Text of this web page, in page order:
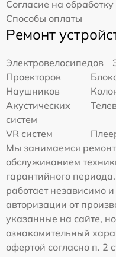
Согласие на
Способы оплаты
Ремонт
Электровелосипедов
Проекторов
Наушников
Акустических
систем
VR систем
Мы занимаемся
обслуживанием
гарантийного
работает независимо
авторизации от
указанные на сайте,
ознакомительный
офертой согласно п. 2